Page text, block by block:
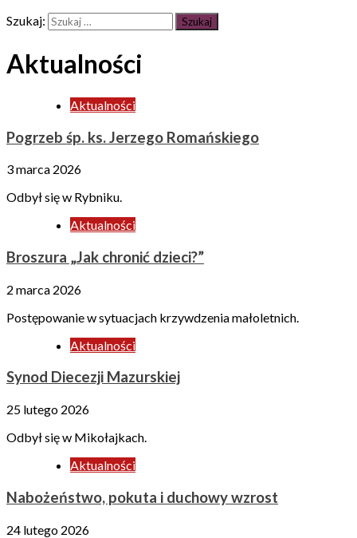
Szukaj:
Aktualności
Aktualności
Pogrzeb śp. ks. Jerzego Romańskiego
3 marca 2026
Odbył się w Rybniku.
Aktualności
Broszura „Jak chronić dzieci?”
2 marca 2026
Postępowanie w sytuacjach krzywdzenia małoletnich.
Aktualności
Synod Diecezji Mazurskiej
25 lutego 2026
Odbył się w Mikołajkach.
Aktualności
Nabożeństwo, pokuta i duchowy wzrost
24 lutego 2026